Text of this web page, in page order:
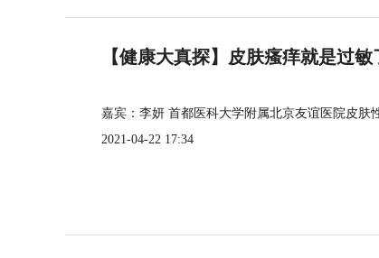
【健康大真探】皮肤瘙痒就是过
嘉宾：李妍 首都医科大学附属北京友谊医院皮肤
2021-04-22 17:34